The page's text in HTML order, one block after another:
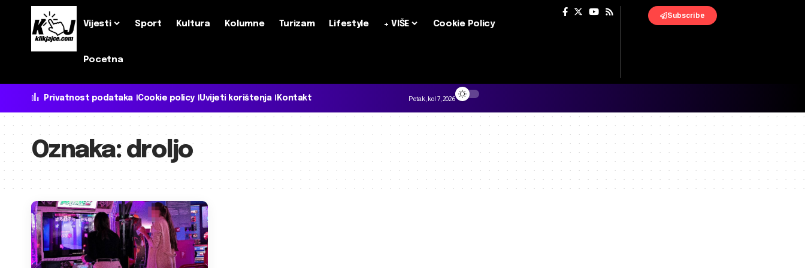
Vijesti Sport Kultura Kolumne Turizam Lifestyle + VIŠE Cookie Policy
Pocetna
Subscribe
Privatnost podataka Cookie policy Uvijeti korištenja Kontakt Petak, kol 7, 2026
Oznaka: droljo